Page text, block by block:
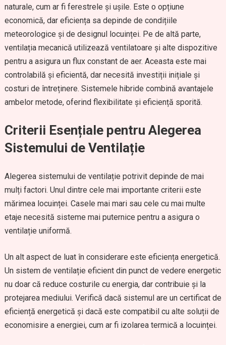
naturale, cum ar fi ferestrele și ușile. Este o opțiune
economică, dar eficiența sa depinde de condițiile
meteorologice și de designul locuinței. Pe de altă parte,
ventilația mecanică utilizează ventilatoare și alte dispozitive
pentru a asigura un flux constant de aer. Aceasta este mai
controlabilă și eficientă, dar necesită investiții inițiale și
costuri de întreținere. Sistemele hibride combină avantajele
ambelor metode, oferind flexibilitate și eficiență sporită.
Criterii Esențiale pentru Alegerea
Sistemului de Ventilație
Alegerea sistemului de ventilație potrivit depinde de mai
mulți factori. Unul dintre cele mai importante criterii este
mărimea locuinței. Casele mai mari sau cele cu mai multe
etaje necesită sisteme mai puternice pentru a asigura o
ventilație uniformă.
Un alt aspect de luat în considerare este eficiența energetică.
Un sistem de ventilație eficient din punct de vedere energetic
nu doar că reduce costurile cu energia, dar contribuie și la
protejarea mediului. Verifică dacă sistemul are un certificat de
eficiență energetică și dacă este compatibil cu alte soluții de
economisire a energiei, cum ar fi izolarea termică a locuinței.